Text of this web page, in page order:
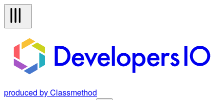
produced by Classmethod